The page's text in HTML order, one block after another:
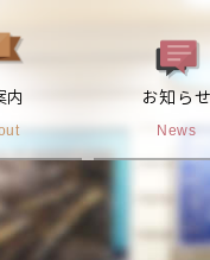
内 お知らせ
News